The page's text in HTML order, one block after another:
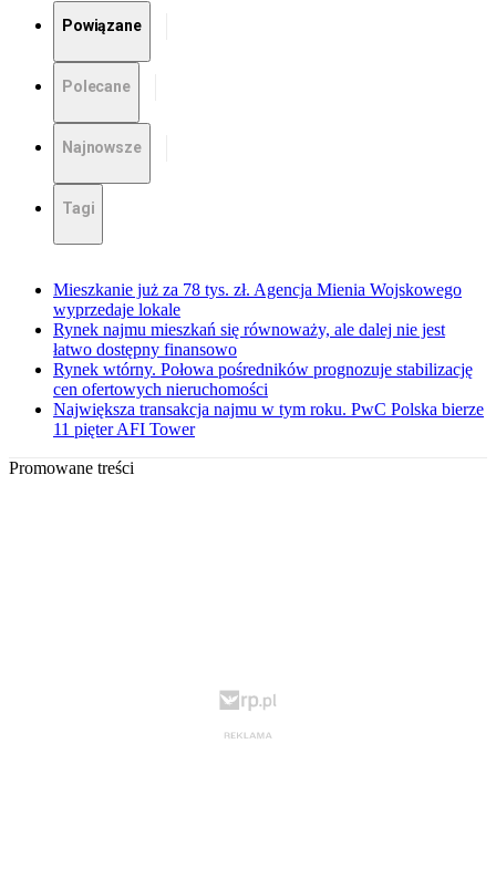
Powiązane
Polecane
Najnowsze
Tagi
Mieszkanie już za 78 tys. zł. Agencja Mienia Wojskowego
wyprzedaje lokale
Rynek najmu mieszkań się równoważy, ale dalej nie jest
łatwo dostępny finansowo
Rynek wtórny. Połowa pośredników prognozuje stabilizację
cen ofertowych nieruchomości
Największa transakcja najmu w tym roku. PwC Polska bierze
11 pięter AFI Tower
Promowane treści